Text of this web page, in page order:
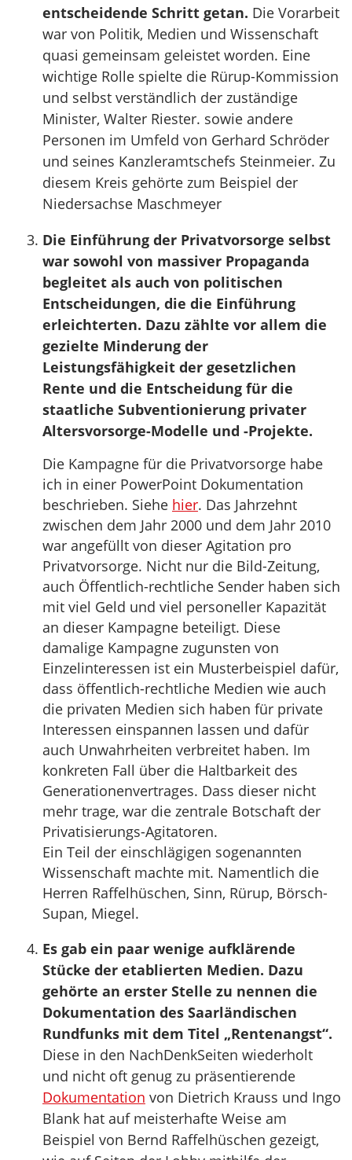
entscheidende Schritt getan. Die Vorarbeit
war von Politik, Medien und Wissenschaft
quasi gemeinsam geleistet worden. Eine
wichtige Rolle spielte die Rürup-Kommission
und selbst verständlich der zuständige
Minister, Walter Riester. sowie andere
Personen im Umfeld von Gerhard Schröder
und seines Kanzleramtschefs Steinmeier. Zu
diesem Kreis gehörte zum Beispiel der
Niedersachse Maschmeyer
Die Einführung der Privatvorsorge selbst
war sowohl von massiver Propaganda
begleitet als auch von politischen
Entscheidungen, die die Einführung
erleichterten. Dazu zählte vor allem die
gezielte Minderung der
Leistungsfähigkeit der gesetzlichen
Rente und die Entscheidung für die
staatliche Subventionierung privater
Altersvorsorge-Modelle und -Projekte.
Die Kampagne für die Privatvorsorge habe
ich in einer PowerPoint Dokumentation
beschrieben. Siehe hier. Das Jahrzehnt
zwischen dem Jahr 2000 und dem Jahr 2010
war angefüllt von dieser Agitation pro
Privatvorsorge. Nicht nur die Bild-Zeitung,
auch Öffentlich-rechtliche Sender haben sich
mit viel Geld und viel personeller Kapazität
an dieser Kampagne beteiligt. Diese
damalige Kampagne zugunsten von
Einzelinteressen ist ein Musterbeispiel dafür,
dass öffentlich-rechtliche Medien wie auch
die privaten Medien sich haben für private
Interessen einspannen lassen und dafür
auch Unwahrheiten verbreitet haben. Im
konkreten Fall über die Haltbarkeit des
Generationenvertrages. Dass dieser nicht
mehr trage, war die zentrale Botschaft der
Privatisierungs-Agitatoren.
Ein Teil der einschlägigen sogenannten
Wissenschaft machte mit. Namentlich die
Herren Raffelhüschen, Sinn, Rürup, Börsch-
Supan, Miegel.
Es gab ein paar wenige aufklärende
Stücke der etablierten Medien. Dazu
gehörte an erster Stelle zu nennen die
Dokumentation des Saarländischen
Rundfunks mit dem Titel „Rentenangst“.
Diese in den NachDenkSeiten wiederholt
und nicht oft genug zu präsentierende
Dokumentation von Dietrich Krauss und Ingo
Blank hat auf meisterhafte Weise am
Beispiel von Bernd Raffelhüschen gezeigt,